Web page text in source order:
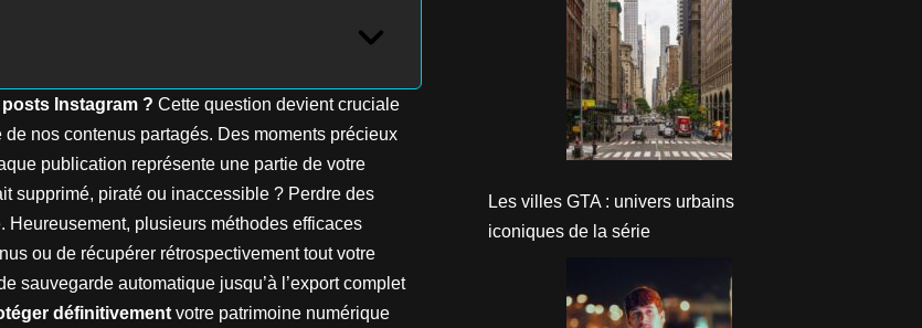
Instagram ? Cette question devient cruciale
nos contenus partagés. Des moments précieux
publication représente une partie de votre
supprimé, piraté ou inaccessible ? Perdre des
plusieurs méthodes efficaces
ou de récupérer rétrospectivement tout votre
sauvegarde automatique jusqu’à l’export complet
définitivement votre patrimoine numérique
Les villes GTA : univers urbains
iconiques de la série